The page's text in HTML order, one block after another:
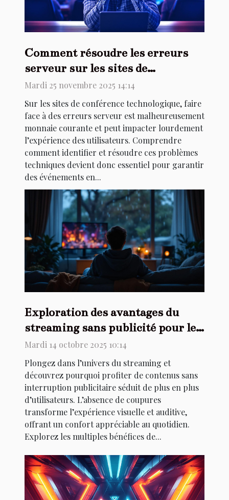
Comment résoudre les erreurs
serveur sur les sites de
conférence technologique ?
Mardi 25 novembre 2025 14:14
Sur les sites de conférence technologique, faire
face à des erreurs serveur est malheureusement
monnaie courante et peut impacter lourdement
l’expérience des utilisateurs. Comprendre
comment identifier et résoudre ces problèmes
techniques devient donc essentiel pour garantir
des événements en...
Exploration des avantages du
streaming sans publicité pour les
utilisateurs
Mardi 14 octobre 2025 10:14
Plongez dans l’univers du streaming et
découvrez pourquoi profiter de contenus sans
interruption publicitaire séduit de plus en plus
d’utilisateurs. L’absence de coupures
transforme l’expérience visuelle et auditive,
offrant un confort appréciable au quotidien.
Explorez les multiples bénéfices de...